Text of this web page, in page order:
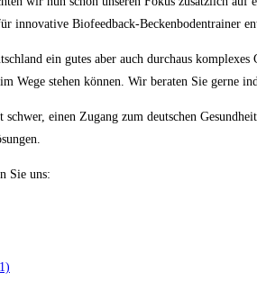
innovative Biofeedback-Beckenbodentrainer
ein gutes aber auch durchaus
Wege stehen können. Wir beraten Sie gerne
schwer, einen Zugang zum deutschen
Sie uns: